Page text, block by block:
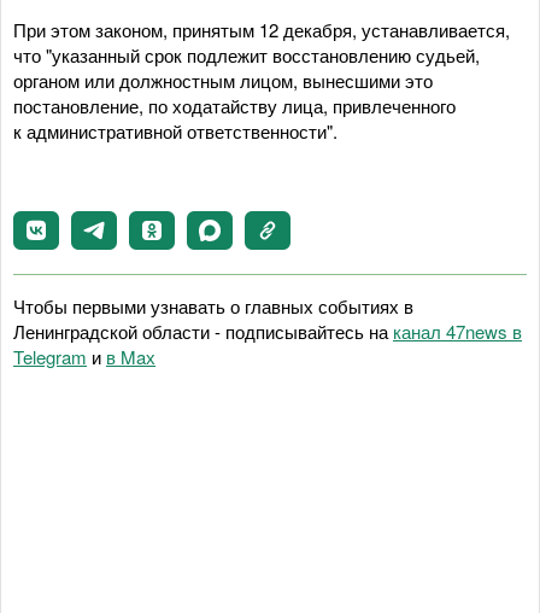
При этом законом, принятым 12 декабря, устанавливается,
что "указанный срок подлежит восстановлению судьей,
органом или должностным лицом, вынесшими это
постановление, по ходатайству лица, привлеченного
к административной ответственности".
Чтобы первыми узнавать о главных событиях в
Ленинградской области - подписывайтесь на канал 47news в
Telegram и в Maх